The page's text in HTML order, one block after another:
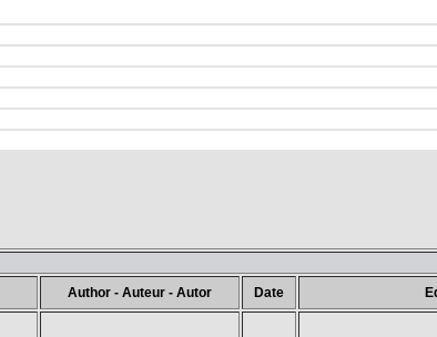
Author - Auteur - Autor Date